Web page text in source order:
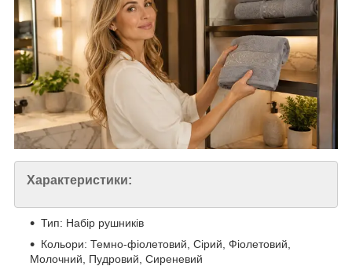
Характеристики:
Тип: Набір рушників
Кольори: Темно-фіолетовий, Сірий, Фіолетовий,
Молочний, Пудровий, Сиреневий